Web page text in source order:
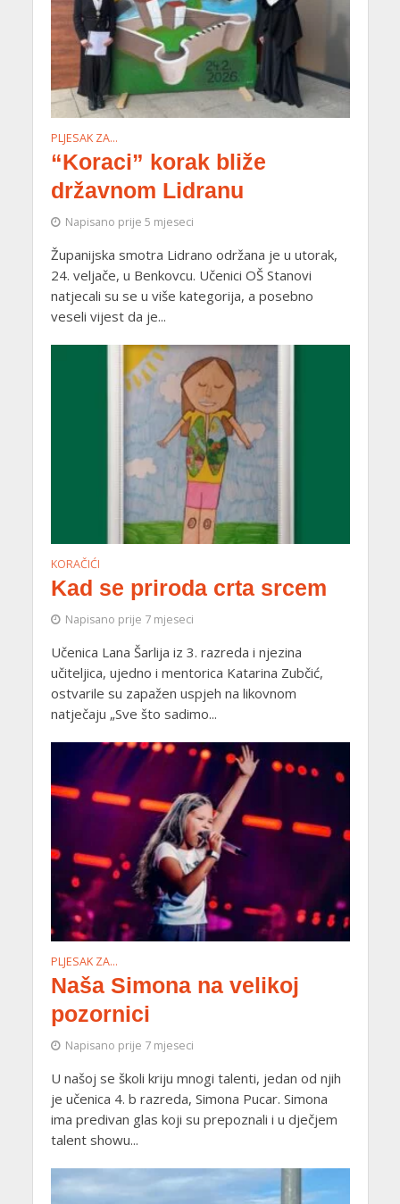
PLJESAK ZA…
“Koraci” korak bliže
državnom Lidranu
Napisano prije 5 mjeseci
Županijska smotra Lidrano održana je u utorak,
24. veljače, u Benkovcu. Učenici OŠ Stanovi
natjecali su se u više kategorija, a posebno
veseli vijest da je...
KORAČIĆI
Kad se priroda crta srcem
Napisano prije 7 mjeseci
Učenica Lana Šarlija iz 3. razreda i njezina
učiteljica, ujedno i mentorica Katarina Zubčić,
ostvarile su zapažen uspjeh na likovnom
natječaju „Sve što sadimo...
PLJESAK ZA…
Naša Simona na velikoj
pozornici
Napisano prije 7 mjeseci
U našoj se školi kriju mnogi talenti, jedan od njih
je učenica 4. b razreda, Simona Pucar. Simona
ima predivan glas koji su prepoznali i u dječjem
talent showu...